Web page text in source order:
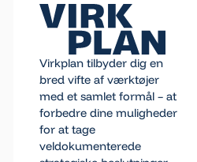
Virkplan tilbyder dig en
bred vifte af værktøjer
med et samlet formål – at
forbedre dine muligheder
for at tage
veldokumenterede